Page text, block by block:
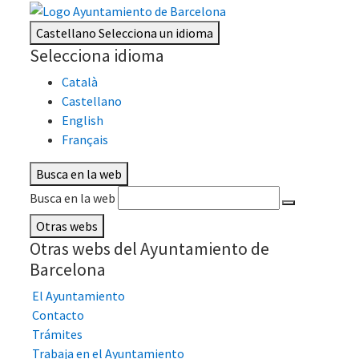
CastellanoSelecciona un idioma
Selecciona idioma
Català
Castellano
English
Français
Busca en la web
Busca en la web
Otras webs
Otras webs del Ayuntamiento de
Barcelona
El Ayuntamiento
Contacto
Trámites
Trabaja en el Ayuntamiento